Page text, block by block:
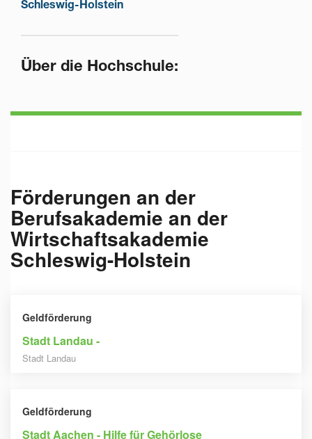
Schleswig-Holstein
Über die Hochschule:
Förderungen an der
Berufsakademie an der
Wirtschaftsakademie
Schleswig-Holstein
Geldförderung
Stadt Landau -
Stadt Landau
Geldförderung
Stadt Aachen - Hilfe für Gehörlose